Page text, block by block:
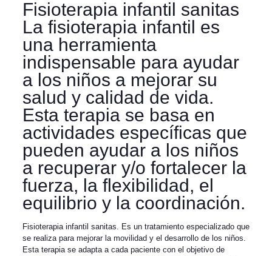
Fisioterapia infantil sanitas
La fisioterapia infantil es
una herramienta
indispensable para ayudar
a los niños a mejorar su
salud y calidad de vida.
Esta terapia se basa en
actividades específicas que
pueden ayudar a los niños
a recuperar y/o fortalecer la
fuerza, la flexibilidad, el
equilibrio y la coordinación.
Fisioterapia infantil sanitas. Es un tratamiento especializado que
se realiza para mejorar la movilidad y el desarrollo de los niños.
Esta terapia se adapta a cada paciente con el objetivo de